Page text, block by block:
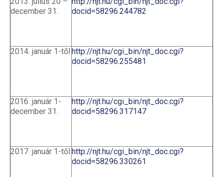
december 31.
docid=58296.244782
2014. január 1-től http://njt.hu/cgi_bin/njt_doc.cgi?
docid=58296.255481
2016. január 1-
december 31.
http://njt.hu/cgi_bin/njt_doc.cgi?
docid=58296.317147
2017. január 1-től http://njt.hu/cgi_bin/njt_doc.cgi?
docid=58296.330261